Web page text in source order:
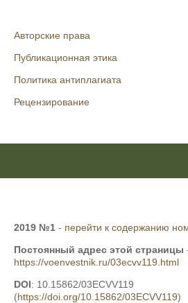
Авторские права
Публикационная этика
Политика антиплагиата
Рецензирование
2019 №1 - перейти к содержанию
Постоянный адрес этой страницы
https://voenvestnik.ru/03ecvv119.html
DOI: 10.15862/03ECVV119
(https://doi.org/10.15862/03ECVV119)